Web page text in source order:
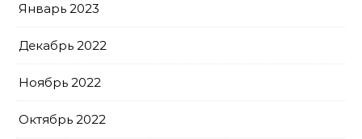
Январь 2023
Декабрь 2022
Ноябрь 2022
Октябрь 2022